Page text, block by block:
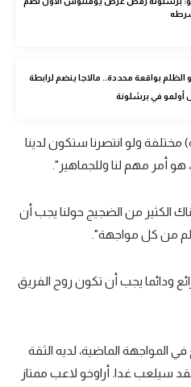
شرطه
الظلم بواقعة محددة.. مالاجا ينضم لرابطة
في برشلونة
ولو انتصرنا ستكون لدينا
أمر مهم لنا وللجماهير".
الكثير من الضجيج حولنا يجب أن
من كل مواجهة".
ودائما يجب أن تكون روح الفريق
المواجهة الماضية، لديه الثقة
سيلعب غدا. أراوخو لاعب ممتاز